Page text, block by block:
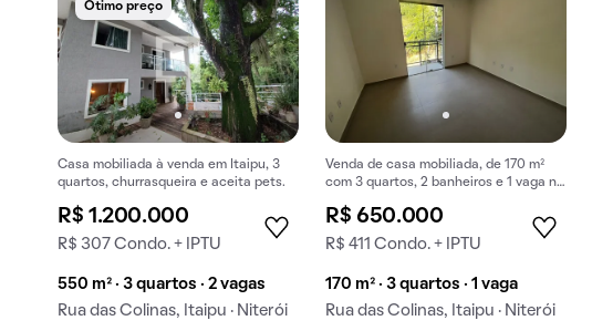
Ótimo preço
Casa mobiliada à venda em Itaipu, 3
quartos, churrasqueira e aceita pets.
R$ 1.200.000
R$ 307 Condo. + IPTU
550 m² · 3 quartos · 2 vagas
Rua das Colinas, Itaipu · Niterói
Venda de casa mobiliada, de 170 m²
com 3 quartos, 2 banheiros e 1 vaga na
R$ 650.000
R$ 411 Condo. + IPTU
170 m² · 3 quartos · 1 vaga
Rua das Colinas, Itaipu · Niterói